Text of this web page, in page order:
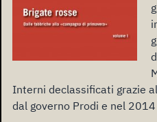
Interni declassificati grazie
dal governo Prodi e nel